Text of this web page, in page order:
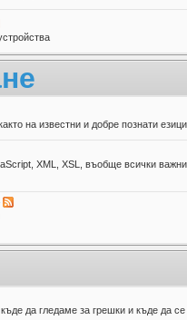
на известни и добре познати
XML, XSL, въобще всички
да гледаме за грешки и къде да